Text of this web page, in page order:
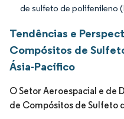
de sulfeto de polifenileno
Tendências e
Compósitos de
Ásia-Pacífico
O Setor Aeroespacial e de
de Compósitos de Sulfeto